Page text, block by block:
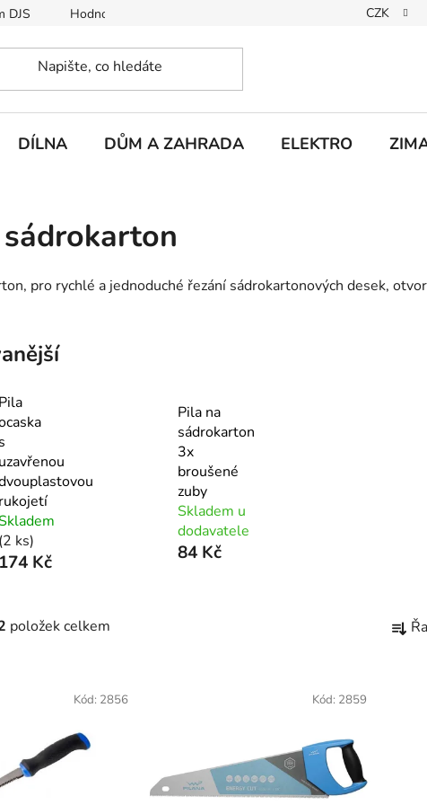
DJS Hodnocení obchodu Hodnocení obchodu na Heurece
CZK
DÍLNA DŮM A ZAHRADA ELEKTRO
pro rychlé a jednoduché řezání sádrokartonových desek,
Pila
s
uzavřenou
rukojetí
(2 ks)
174 Kč
Pila na
sádrokarton
3x
broušené
zuby
Skladem u
dodavatele
84 Kč
položek celkem
a
Kód: 2856 Kód: 2859